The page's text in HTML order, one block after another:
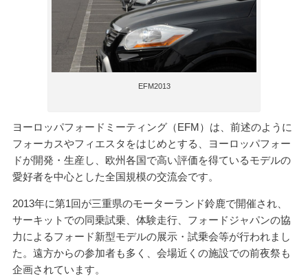
EFM2013
ヨーロッパフォードミーティング（EFM）は、前述のように
フォーカスやフィエスタをはじめとする、ヨーロッパフォー
ドが開発・生産し、欧州各国で高い評価を得ているモデルの
愛好者を中心とした全国規模の交流会です。
2013年に第1回が三重県のモーターランド鈴鹿で開催され、
サーキットでの同乗試乗、体験走行、フォードジャパンの協
力によるフォード新型モデルの展示・試乗会等が行われまし
た。遠方からの参加者も多く、会場近くの施設での前夜祭も
企画されています。